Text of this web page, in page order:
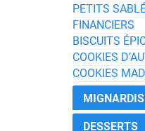
PETITS
FINANCIERS
BISCUITS
COOKIES
COOKIES
DESSERTS